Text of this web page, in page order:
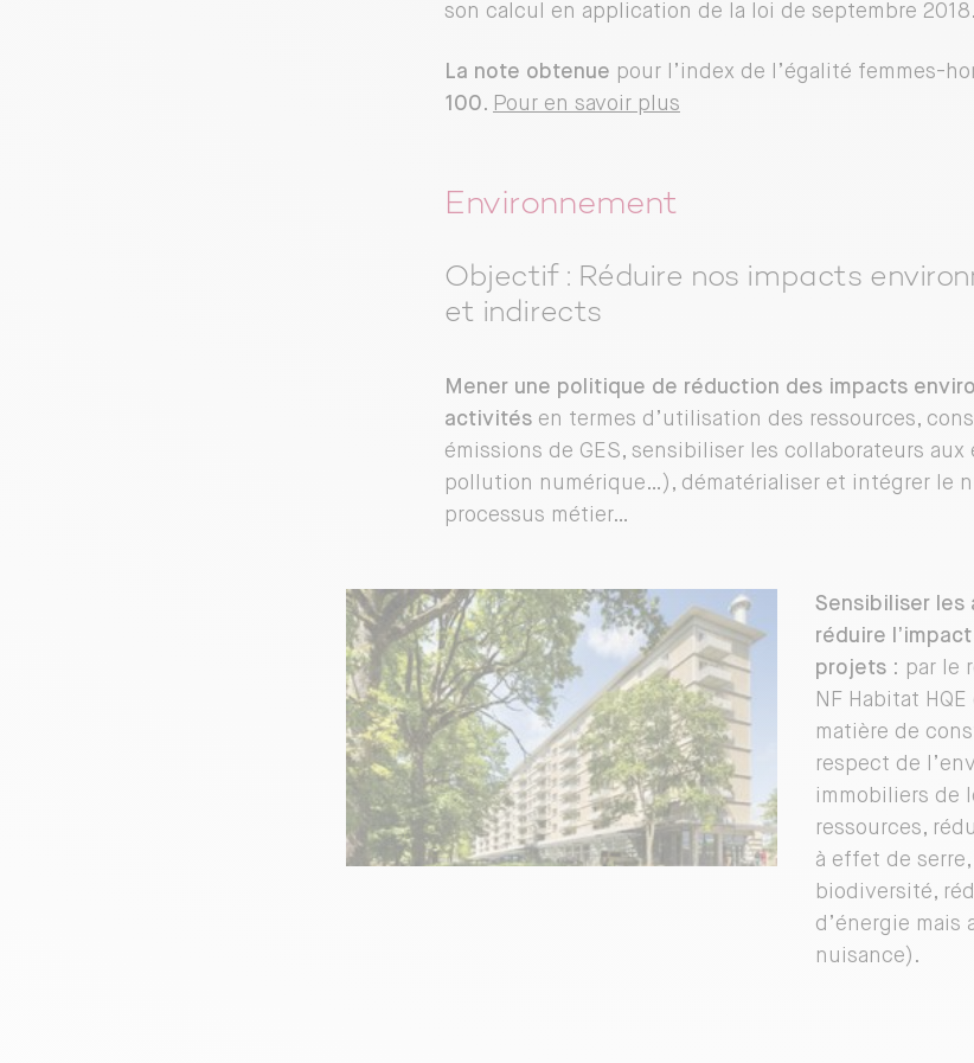
son calcul en application de la loi de septembre 2018.
La note obtenue pour l’index de l’égalité femmes-
100. Pour en savoir plus
Environnement
Objectif : Réduire nos impacts
et indirects
Mener une politique de réduction des impacts
activités en termes d’utilisation des ressources,
émissions de GES, sensibiliser les collaborateurs
pollution numérique…), dématérialiser et intégrer le
processus métier…
Sensibiliser les
réduire
projets : par le
NF Habitat
matière de
respect de
immobiliers de
ressources,
à effet de
biodiversité,
d’énergie mais
nuisance).